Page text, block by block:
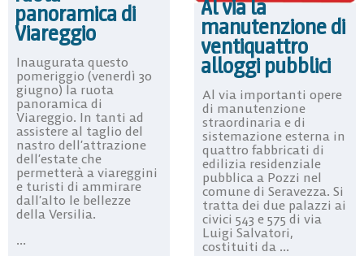
panoramica di
Viareggio
Inaugurata questo
pomeriggio (venerdì 30
giugno) la ruota
panoramica di
Viareggio. In tanti ad
assistere al taglio del
nastro dell’attrazione
dell’estate che
permetterà a viareggini
e turisti di ammirare
dall’alto le bellezze
della Versilia.
...
Al via la
manutenzione di
ventiquattro
alloggi pubblici
Al via importanti opere
di manutenzione
straordinaria e di
sistemazione esterna in
quattro fabbricati di
edilizia residenziale
pubblica a Pozzi nel
comune di Seravezza. Si
tratta dei due palazzi ai
civici 543 e 575 di via
Luigi Salvatori,
costituiti da ...